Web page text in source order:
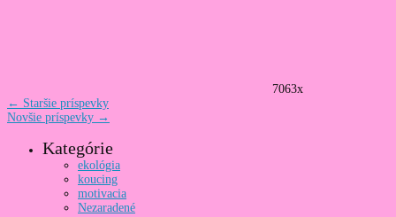
7063x
← Staršie príspevky
Novšie príspevky →
Kategórie
ekológia
koucing
motivacia
Nezaradené